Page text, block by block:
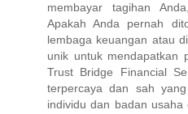
membayar tagihan
Apakah Anda pernah
lembaga keuangan atau
unik untuk mendapatkan
Trust Bridge Financial
terpercaya dan sah
individu dan badan usaha